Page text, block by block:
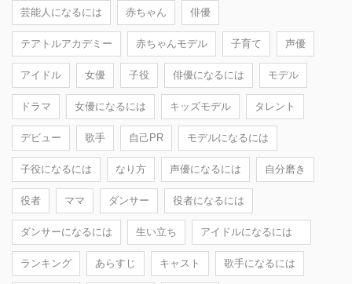
芸能人になるには 赤ちゃん 俳優
テアトルアカデミー 赤ちゃんモデル 子育て 声優
アイドル 女優 子役 俳優になるには モデル
ドラマ 女優になるには キッズモデル タレント
デビュー 歌手 自己PR モデルになるには
子役になるには なり方 声優になるには 自分磨き
役者 ママ ダンサー 役者になるには
ダンサーになるには 生い立ち アイドルになるには
ランキング あらすじ キャスト 歌手になるには